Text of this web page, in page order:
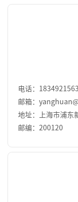
电话：
邮箱：
地址：上海市浦东
邮编：200120